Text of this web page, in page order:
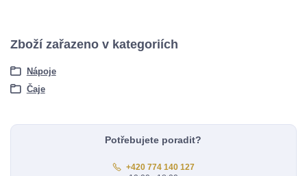
Zboží zařazeno v kategoriích
Nápoje
Čaje
Potřebujete poradit?
+420 774 140 127